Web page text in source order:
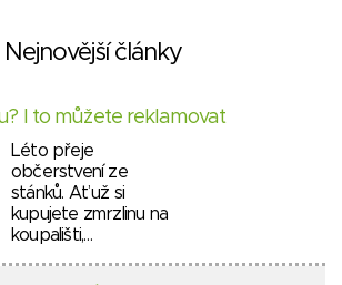
Nejnovější články
I to můžete reklamovat
Léto přeje
občerstvení ze
stánků. Ať už si
kupujete zmrzlinu na
koupališti,…